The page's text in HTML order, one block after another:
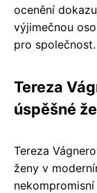
ocenění
výjimečnou
pro společnost.
Tereza
úspěšné
Tereza
ženy v